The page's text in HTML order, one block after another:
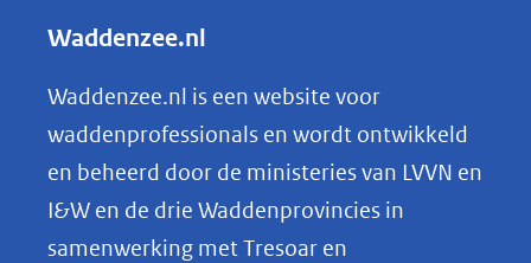
e
n
o
p
Waddenzee.nl
Waddenzee.nl is een website voor
waddenprofessionals en wordt ontwikkeld
en beheerd door de ministeries van LVVN en
I&W en de drie Waddenprovincies in
samenwerking met Tresoar en